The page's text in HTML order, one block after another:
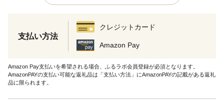
支払い方法
クレジットカード
Amazon Pay
Amazon Pay支払いを希望される場合、ふるラボ会員登録が必須となります。
AmazonPAYの支払い可能な返礼品は「支払い方法」にAmazonPAYの記載がある返礼
品に限られます。